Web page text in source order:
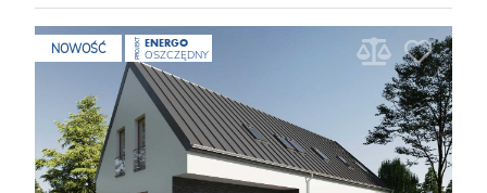
NOWOŚĆ PROJEKT ENERGO
OSZCZĘDNY